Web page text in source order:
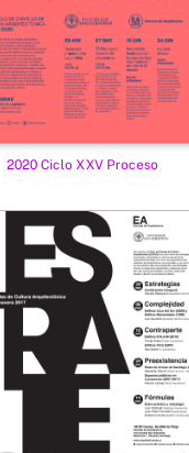
2020 Ciclo XXV Proceso